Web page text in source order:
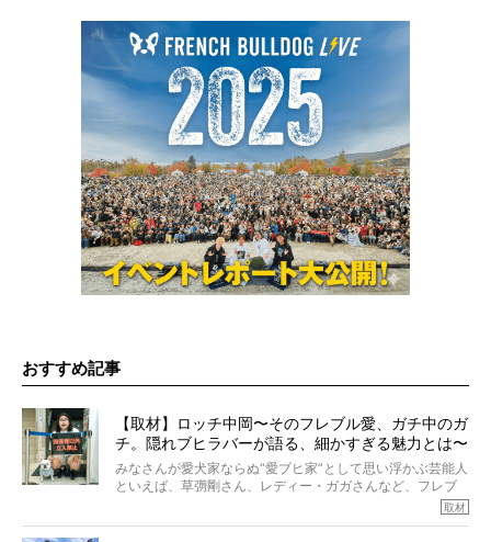
おすすめ記事
【取材】ロッチ中岡〜そのフレブル愛、ガチ中のガ
チ。隠れブヒラバーが語る、細かすぎる魅力とは〜
【前編】
みなさんが愛犬家ならぬ“愛ブヒ家”として思い浮かぶ芸能人
といえば、草彅剛さん、レディー・ガガさんなど、フレブ
ルを飼っている方が多いと思います。が、ロッチ中岡さん取材